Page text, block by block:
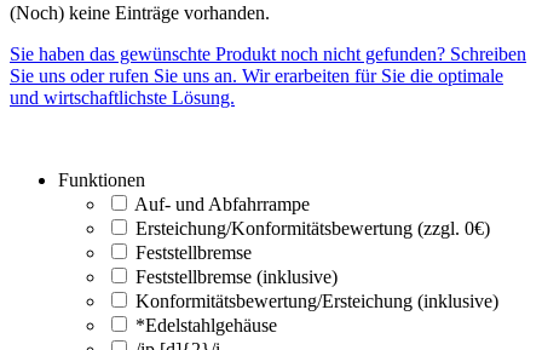
(Noch) keine Einträge vorhanden.
Sie haben das gewünschte Produkt noch nicht gefunden? Schreiben
Sie uns oder rufen Sie uns an. Wir erarbeiten für Sie die optimale
und wirtschaftlichste Lösung.
Funktionen
Auf- und Abfahrrampe
Ersteichung/Konformitätsbewertung (zzgl. 0€)
Feststellbremse
Feststellbremse (inklusive)
Konformitätsbewertung/Ersteichung (inklusive)
*Edelstahlgehäuse